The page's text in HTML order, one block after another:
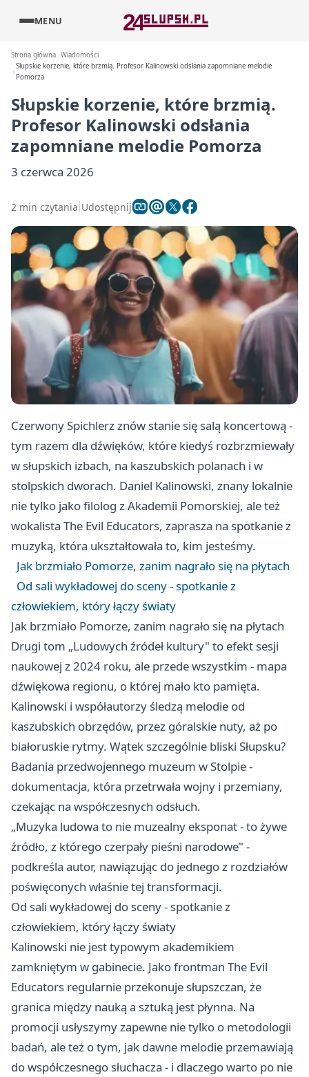
MENU
Strona główna Wiadomości
Słupskie korzenie, które brzmią. Profesor Kalinowski odsłania zapomniane melodie
Pomorza
Słupskie korzenie, które brzmią.
Profesor Kalinowski odsłania
zapomniane melodie Pomorza
3 czerwca 2026
2 min czytania Udostępnij
Czerwony Spichlerz znów stanie się salą koncertową -
tym razem dla dźwięków, które kiedyś rozbrzmiewały
w słupskich izbach, na kaszubskich polanach i w
stolpskich dworach. Daniel Kalinowski, znany lokalnie
nie tylko jako filolog z Akademii Pomorskiej, ale też
wokalista The Evil Educators, zaprasza na spotkanie z
muzyką, która ukształtowała to, kim jesteśmy.
Jak brzmiało Pomorze, zanim nagrało się na płytach
Od sali wykładowej do sceny - spotkanie z
człowiekiem, który łączy światy
Jak brzmiało Pomorze, zanim nagrało się na płytach
Drugi tom „Ludowych źródeł kultury" to efekt sesji
naukowej z 2024 roku, ale przede wszystkim - mapa
dźwiękowa regionu, o której mało kto pamięta.
Kalinowski i współautorzy śledzą melodie od
kaszubskich obrzędów, przez góralskie nuty, aż po
białoruskie rytmy. Wątek szczególnie bliski Słupsku?
Badania przedwojennego muzeum w Stolpie -
dokumentacja, która przetrwała wojny i przemiany,
czekając na współczesnych odsłuch.
„Muzyka ludowa to nie muzealny eksponat - to żywe
źródło, z którego czerpały pieśni narodowe" -
podkreśla autor, nawiązując do jednego z rozdziałów
poświęconych właśnie tej transformacji.
Od sali wykładowej do sceny - spotkanie z
człowiekiem, który łączy światy
Kalinowski nie jest typowym akademikiem
zamkniętym w gabinecie. Jako frontman The Evil
Educators regularnie przekonuje słupszczan, że
granica między nauką a sztuką jest płynna. Na
promocji usłyszymy zapewne nie tylko o metodologii
badań, ale też o tym, jak dawne melodie przemawiają
do współczesnego słuchacza - i dlaczego warto po nie